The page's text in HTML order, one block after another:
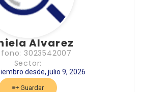
Alvarez
3023542007
Sector:
desde, julio 9, 2026
Guardar